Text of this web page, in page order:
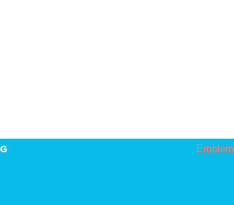
Emblem